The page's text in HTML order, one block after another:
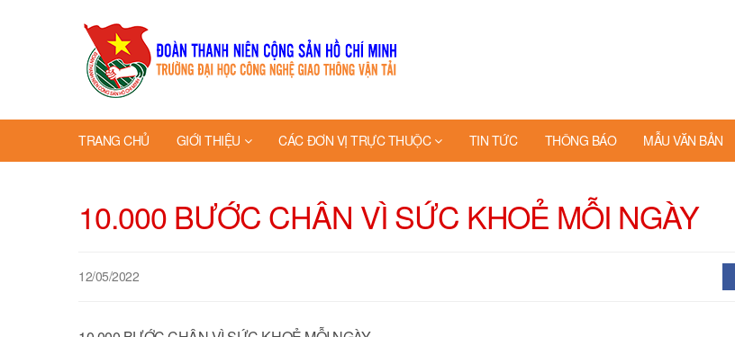
TRANG CHỦ GIỚI THIỆU CÁC ĐƠN VỊ TRỰC THUỘC TIN TỨC THÔNG BÁO MẪU VĂN BẢN
10.000 BƯỚC CHÂN VÌ SỨC KHOẺ MỖI NGÀY
12/05/2022